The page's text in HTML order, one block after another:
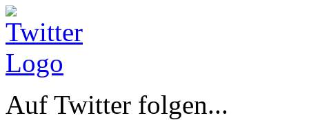
Auf Twitter folgen...